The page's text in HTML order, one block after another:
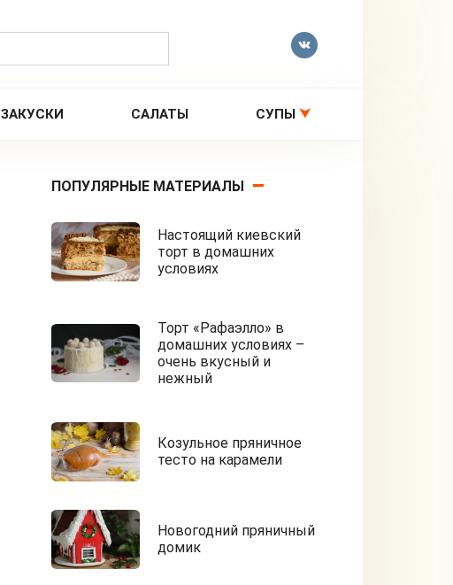
ЗАКУСКИ САЛАТЫ СУПЫ
ПОПУЛЯРНЫЕ МАТЕРИАЛЫ
Настоящий киевский
торт в домашних
условиях
Торт «Рафаэлло» в
домашних условиях –
очень вкусный и
нежный
Козульное пряничное
тесто на карамели
Новогодний пряничный
домик